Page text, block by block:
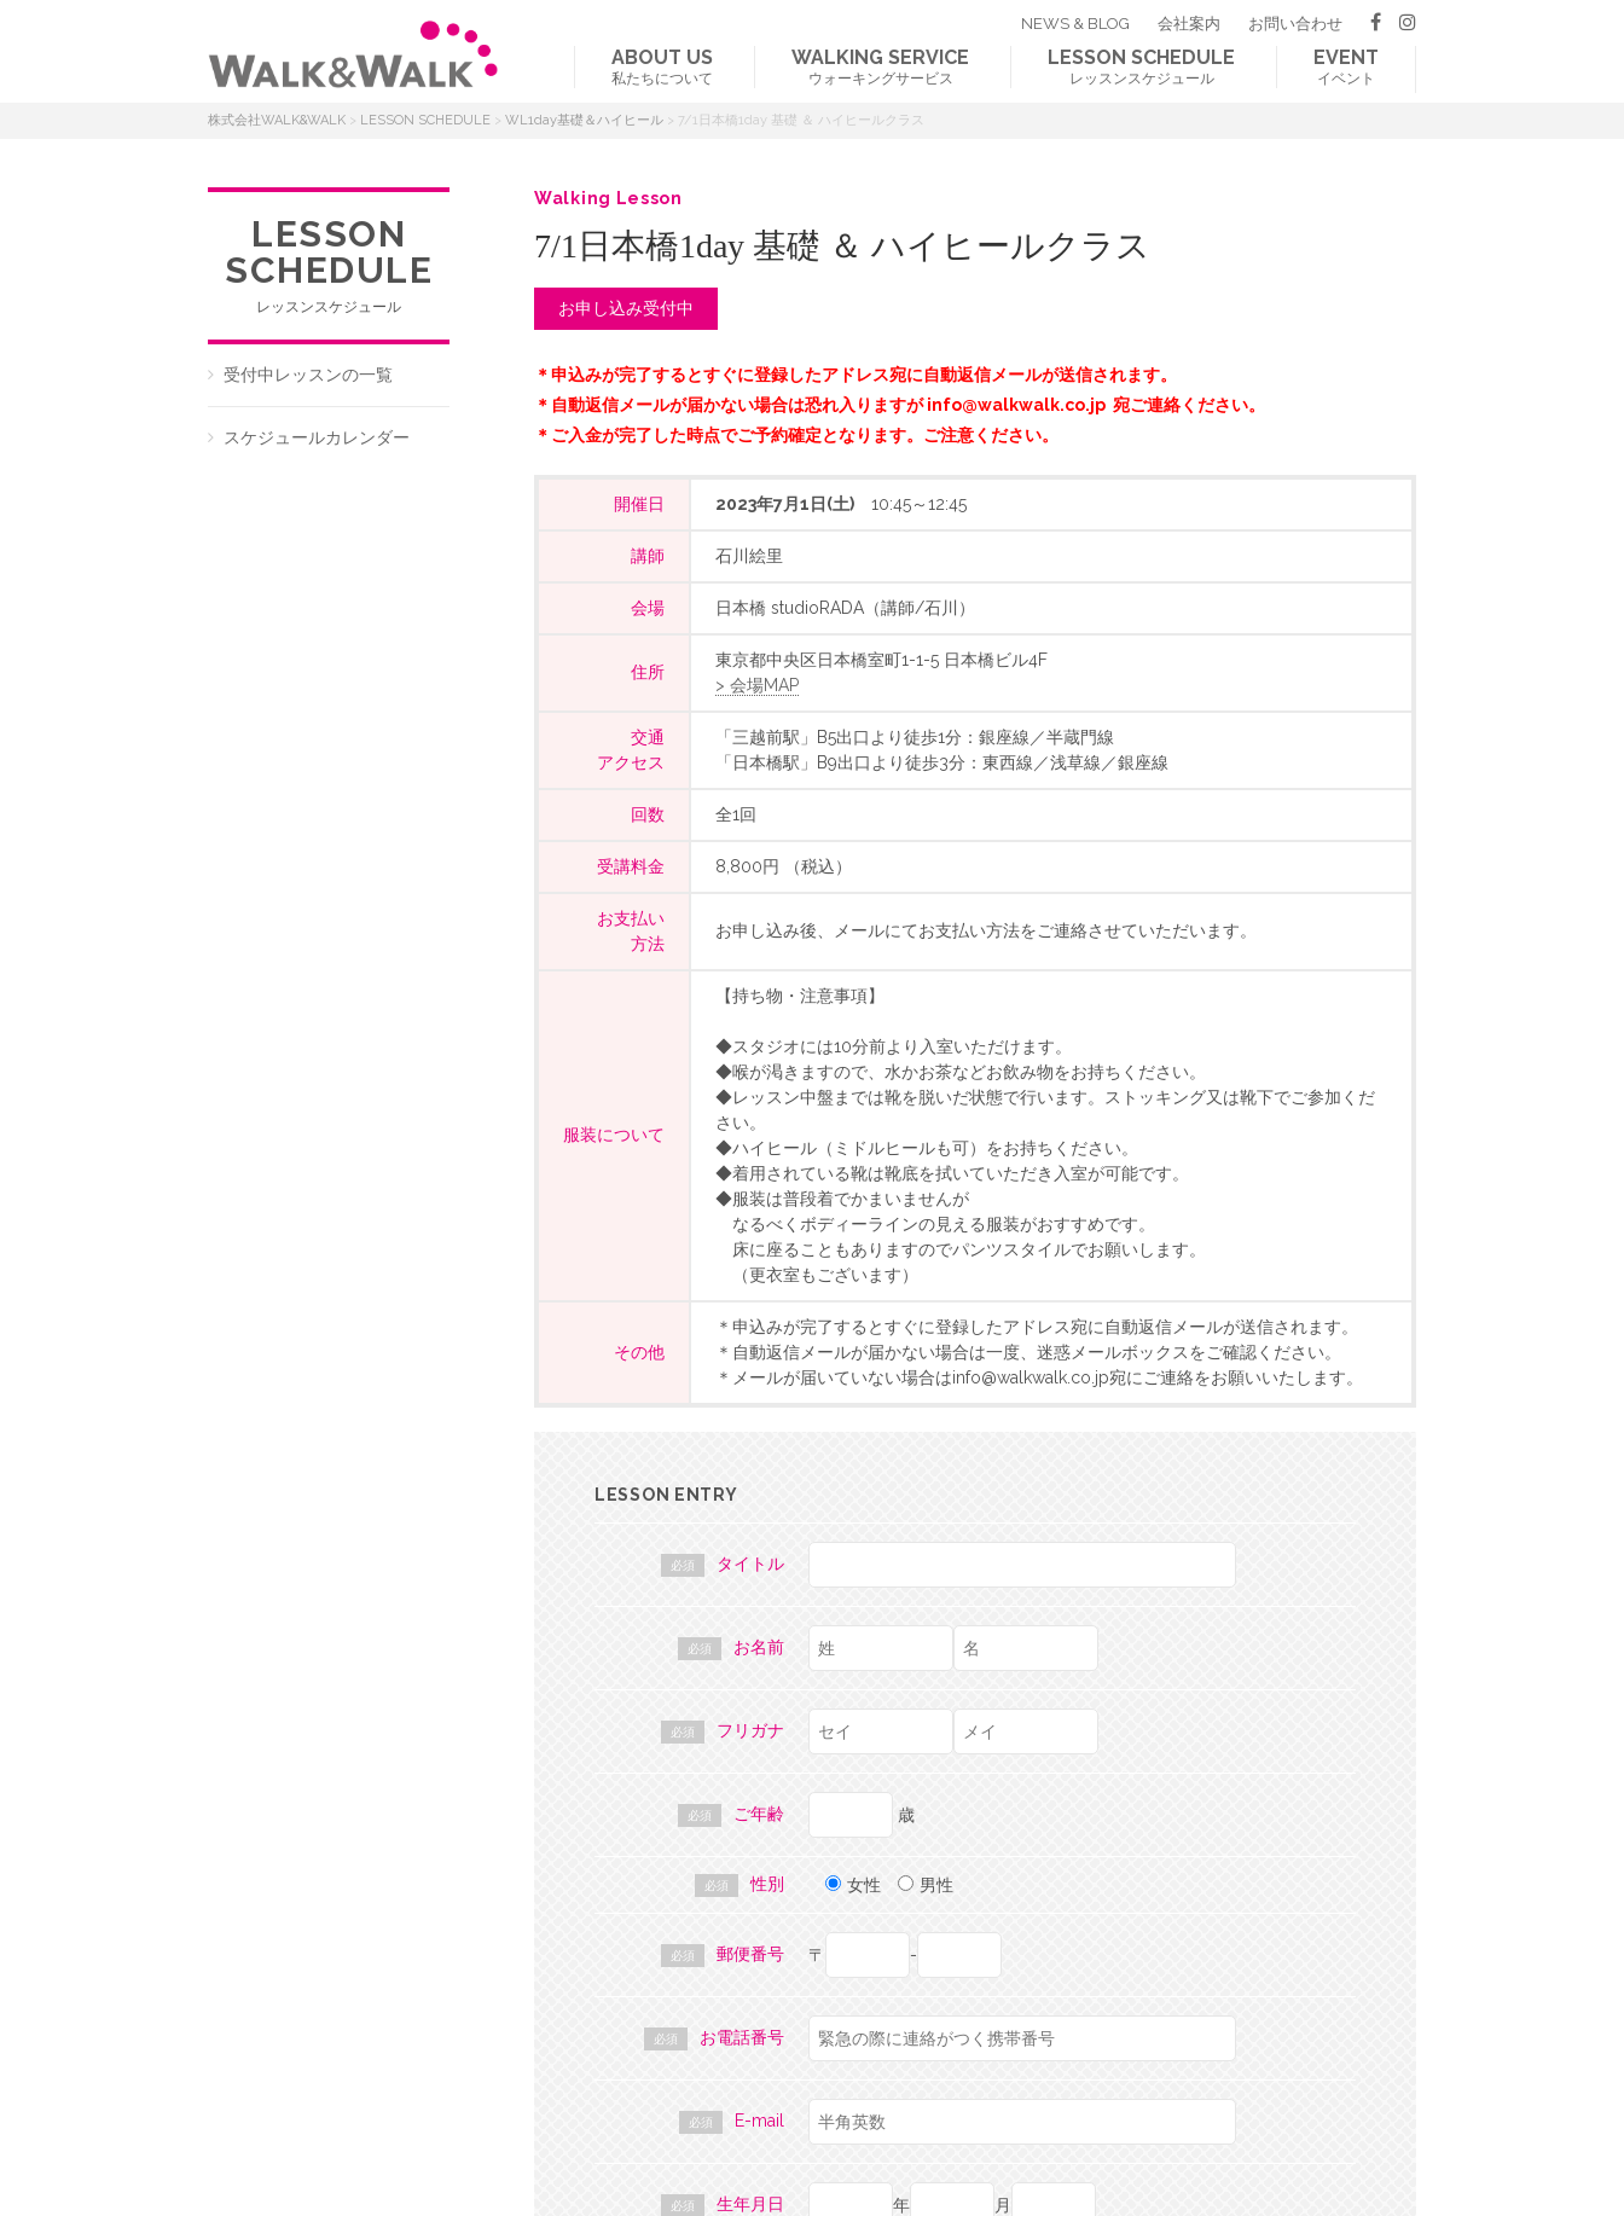
NEWS & BLOG 会社案内 お問い合わせ
ABOUT US
私たちについて
WALKING SERVICE
ウォーキングサービス
LESSON SCHEDULE
レッスンスケジュール
EVENT
イベント
株式会社WALK&WALK > LESSON SCHEDULE > WL1day基礎＆ハイヒール > 7/1日本橋1day 基礎 ＆ ハイヒールクラス
Walking Lesson
7/1日本橋1day 基礎 ＆ ハイヒールクラス
お申し込み受付中
＊申込みが完了するとすぐに登録したアドレス宛に自動返信メールが送信されます。
＊自動返信メールが届かない場合は恐れ入りますが info@walkwalk.co.jp 宛ご連絡ください。
＊ご入金が完了した時点でご予約確定となります。ご注意ください。
開催日 2023年7月1日(土) 10:45～12:45
講師 石川絵里
会場 日本橋 studioRADA（講師/石川）
住所
東京都中央区日本橋室町1-1-5 日本橋ビル4F
> 会場MAP
交通
アクセス
「三越前駅」B5出口より徒歩1分：銀座線／半蔵門線
「日本橋駅」B9出口より徒歩3分：東西線／浅草線／銀座線
回数 全1回
受講料金 8,800円 （税込）
お支払い
方法
お申し込み後、メールにてお支払い方法をご連絡させていただいます。
服装について
【持ち物・注意事項】
◆スタジオには10分前より入室いただけます。
◆喉が渇きますので、水かお茶などお飲み物をお持ちください。
◆レッスン中盤までは靴を脱いだ状態で行います。ストッキング又は靴下でご参加くだ
さい。
◆ハイヒール（ミドルヒールも可）をお持ちください。
◆着用されている靴は靴底を拭いていただき入室が可能です。
◆服装は普段着でかまいませんが
なるべくボディーラインの見える服装がおすすめです。
床に座ることもありますのでパンツスタイルでお願いします。
（更衣室もございます）
その他
＊申込みが完了するとすぐに登録したアドレス宛に自動返信メールが送信されます。
＊自動返信メールが届かない場合は一度、迷惑メールボックスをご確認ください。
＊メールが届いていない場合はinfo@walkwalk.co.jp宛にご連絡をお願いいたします。
LESSON ENTRY
必須 タイトル
必須 お名前
必須 フリガナ
必須 ご年齢 歳
必須 性別 女性 男性
必須 郵便番号 〒 -
必須 お電話番号
必須 E-mail
必須 生年月日 年 月
LESSON
SCHEDULE
レッスンスケジュール
受付中レッスンの一覧
スケジュールカレンダー